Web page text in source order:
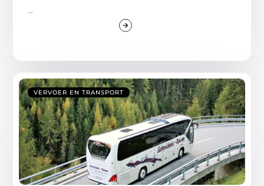
...
VERVOER EN TRANSPORT